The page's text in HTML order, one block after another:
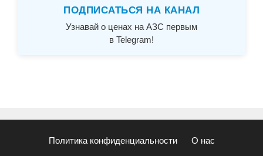
ПОДПИСАТЬСЯ НА КАНАЛ
Узнавай о ценах на АЗС первым
в Telegram!
Политика конфиденциальности О нас